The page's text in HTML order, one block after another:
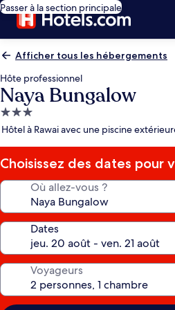
Passer à la section principale
Afficher tous les hébergements
Hôte professionnel
Naya Bungalow
Hébergement
3.0 étoiles
Hôtel à Rawai avec une piscine
Choisissez des dates pour
Où allez-vous ?
Dates
Voyageurs